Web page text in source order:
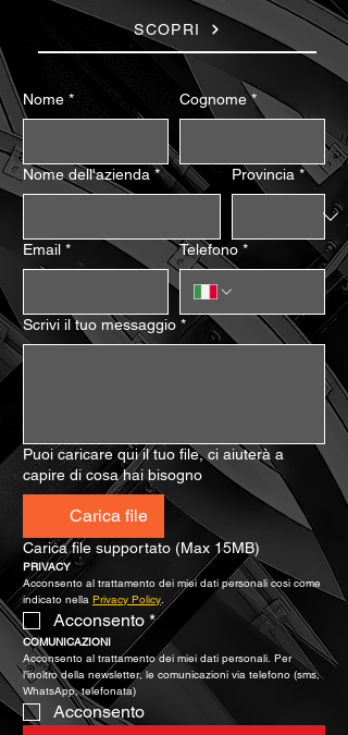
SCOPRI
Nome * Cognome *
Nome dell'azienda * Provincia *
Email * Telefono *
Scrivi il tuo messaggio *
Puoi caricare qui il tuo file, ci aiuterà a
capire di cosa hai bisogno
Carica file
Carica file supportato (Max 15MB)
PRIVACY
Acconsento al trattamento dei miei dati personali così come
indicato nella Privacy Policy.
Acconsento *
COMUNICAZIONI
Acconsento al trattamento dei miei dati personali. Per
l’inoltro della newsletter, le comunicazioni via telefono (sms,
WhatsApp, telefonata)
Acconsento